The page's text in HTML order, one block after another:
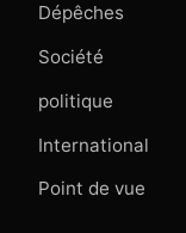
Dépêches
Société
politique
International
Point de vue